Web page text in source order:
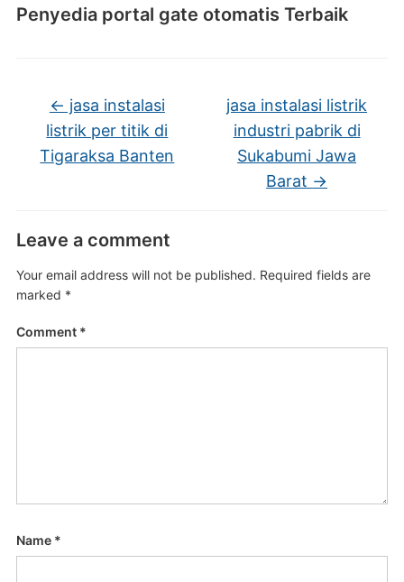
Penyedia portal gate otomatis Terbaik
← jasa instalasi
listrik per titik di
Tigaraksa Banten
jasa instalasi listrik
industri pabrik di
Sukabumi Jawa
Barat →
Leave a comment
Your email address will not be published. Required fields are
marked *
Comment *
Name *